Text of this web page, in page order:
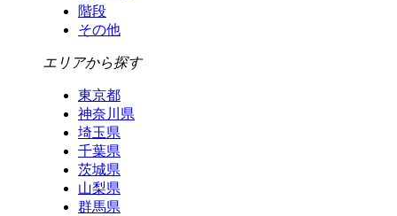
階段
その他
エリアから探す
東京都
神奈川県
埼玉県
千葉県
茨城県
山梨県
群馬県